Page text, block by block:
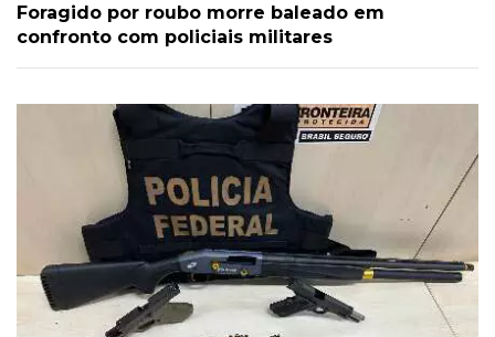
Foragido por roubo morre baleado em
confronto com policiais militares